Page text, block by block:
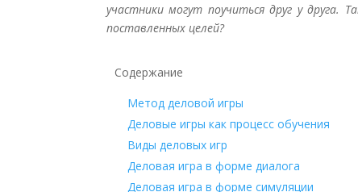
участники могут поучиться друг у
поставленных целей?
Содержание
Метод деловой игры
Деловые игры как процесс обучения
Виды деловых игр
Деловая игра в форме диалога
Деловая игра в форме симуляции